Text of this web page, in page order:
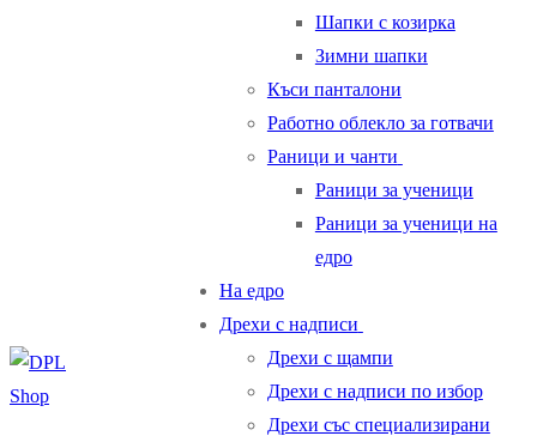
Шапки с козирка
Зимни шапки
Къси панталони
Работно облекло за готвачи
Раници и чанти
Раници за ученици
Раници за ученици на
едро
На едро
Дрехи с надписи
Дрехи с щампи
Дрехи с надписи по избор
Дрехи със специализирани